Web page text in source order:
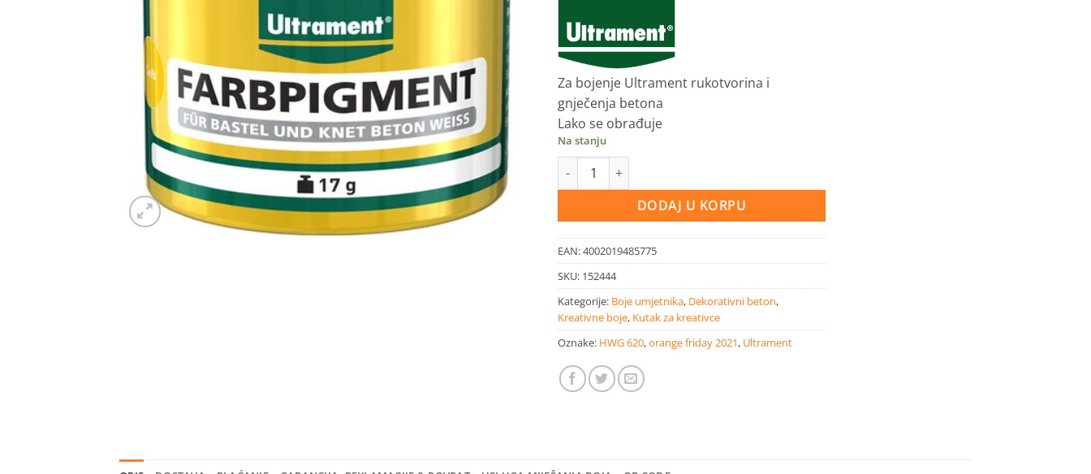
Za bojenje Ultrament rukotvorina i
gnječenja betona
Lako se obrađuje
Na stanju
Ultrament pigment žuta boja 17 g količina
DODAJ U KORPU
EAN:4002019485775
SKU: 152444
Kategorije: Boje umjetnika, Dekorativni beton,
Kreativne boje, Kutak za kreativce
Oznake: HWG 620,orange friday 2021, Ultrament